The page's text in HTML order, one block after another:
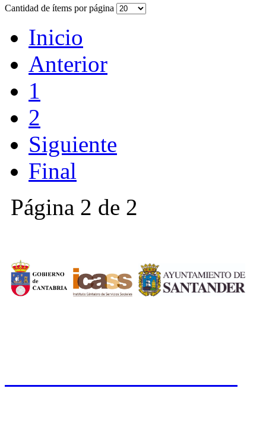
Cantidad de ítems por página
Inicio
Anterior
1
2
Siguiente
Final
Página 2 de 2